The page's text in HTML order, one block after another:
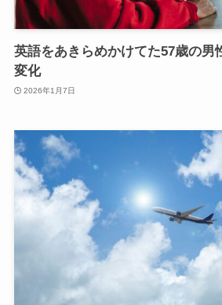
英語をあきらめかけてた57歳の男
変化
2026年1月7日